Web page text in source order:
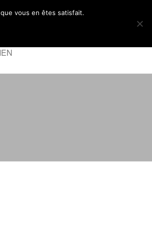
vous en êtes satisfait.